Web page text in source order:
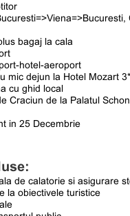
bagaj la cala
hotel-aeroport
mic dejun la Hotel Mozart
cu ghid local
Craciun de la Palatul
in 25 Decembrie
de calatorie si asigurare
la obiectivele turistice